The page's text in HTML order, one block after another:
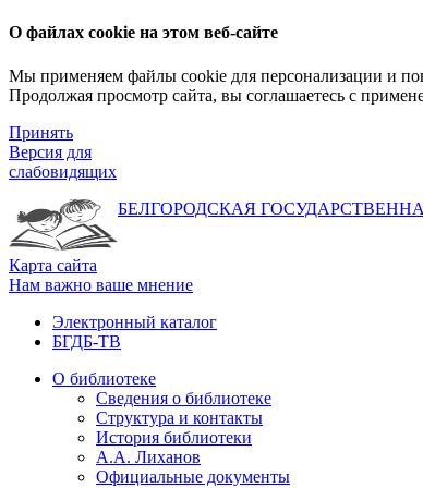
О файлах cookie на этом веб-сайте
Мы применяем файлы cookie для персонализации и
Продолжая просмотр сайта, вы соглашаетесь с
Принять
Версия для
слабовидящих
БЕЛГОРОДСКАЯ
Карта сайта
Нам важно ваше мнение
Электронный каталог
БГДБ-ТВ
О библиотеке
Сведения о библиотеке
Структура и контакты
История библиотеки
А.А. Лиханов
Официальные документы